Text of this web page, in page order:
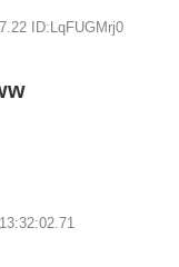
ID:LqFUGMrj0